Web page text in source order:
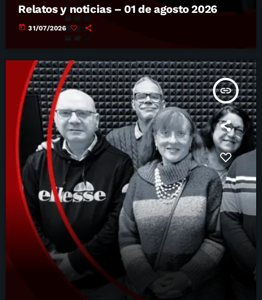
Relatos y noticias – 01 de agosto 2026
today 31/07/2026
insert_link